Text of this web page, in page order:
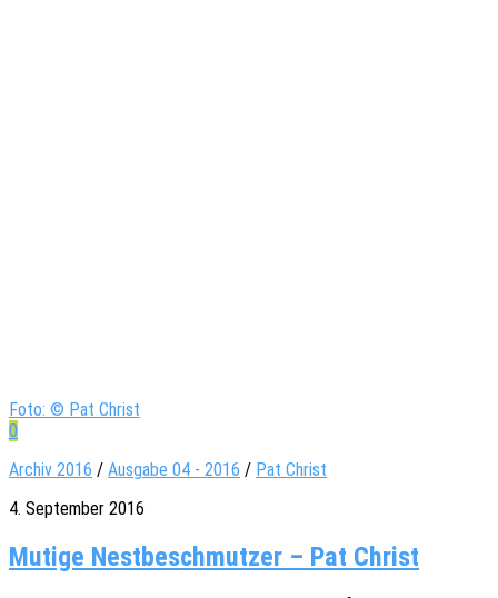
Foto: © Pat Christ
0
Archiv 2016 / Ausgabe 04 - 2016 / Pat Christ
4. September 2016
Mutige Nest­be­schmut­zer – Pat Christ